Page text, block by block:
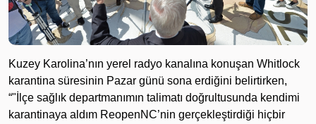
Kuzey Karolina’nın yerel radyo kanalına konuşan Whitlock
karantina süresinin Pazar günü sona erdiğini belirtirken,
“"İlçe sağlık departmanımın talimatı doğrultusunda kendimi
karantinaya aldım ReopenNC’nin gerçekleştirdiği hiçbir